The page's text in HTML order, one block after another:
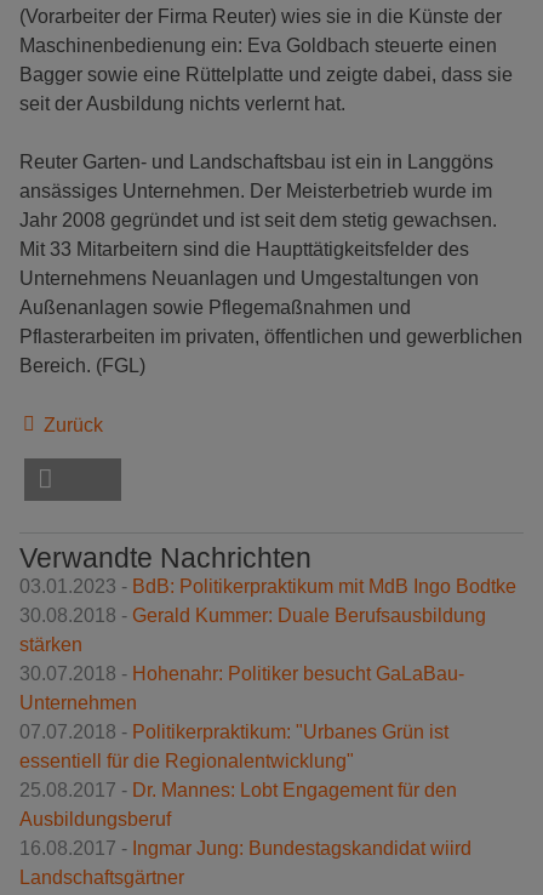
(Vorarbeiter der Firma Reuter) wies sie in die Künste der
Maschinenbedienung ein: Eva Goldbach steuerte einen
Bagger sowie eine Rüttelplatte und zeigte dabei, dass sie
seit der Ausbildung nichts verlernt hat.
Reuter Garten- und Landschaftsbau ist ein in Langgöns
ansässiges Unternehmen. Der Meisterbetrieb wurde im
Jahr 2008 gegründet und ist seit dem stetig gewachsen.
Mit 33 Mitarbeitern sind die Haupttätigkeitsfelder des
Unternehmens Neuanlagen und Umgestaltungen von
Außenanlagen sowie Pflegemaßnahmen und
Pflasterarbeiten im privaten, öffentlichen und gewerblichen
Bereich. (FGL)
Zurück
Verwandte Nachrichten
03.01.2023 - BdB: Poli­ti­ker­prak­tikum mit MdB Ingo Bodtke
30.08.2018 - Gerald Kummer: Duale Berufsausbildung
stärken
30.07.2018 - Hohenahr: Politiker besucht GaLaBau-
Unternehmen
07.07.2018 - Politikerpraktikum: "Urbanes Grün ist
essentiell für die Regionalentwicklung"
25.08.2017 - Dr. Mannes: Lobt Engagement für den
Ausbildungsberuf
16.08.2017 - Ingmar Jung: Bundestagskandidat wiird
Landschaftsgärtner